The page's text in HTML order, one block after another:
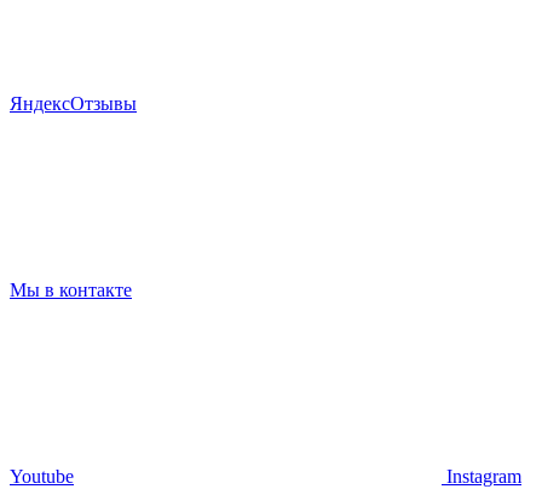
ЯндексОтзывы
Мы в контакте
Youtube
Instagram